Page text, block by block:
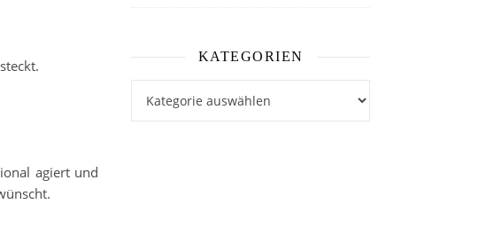
agiert und
KATEGORIEN